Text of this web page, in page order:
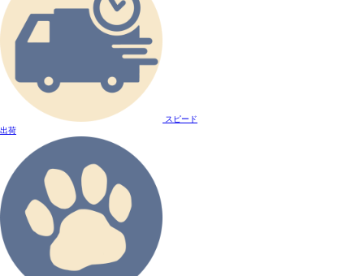
スピード
出荷